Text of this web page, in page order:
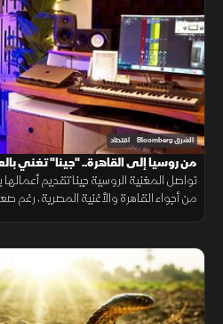
الشرق Bloomberg اقتصاد
من روسيا إلى القاهرة.. "جينا" تغني
تواصل المغنية الروسية جينا تقديم
من أجواء القاهرة والأغنية المصرية، رغم